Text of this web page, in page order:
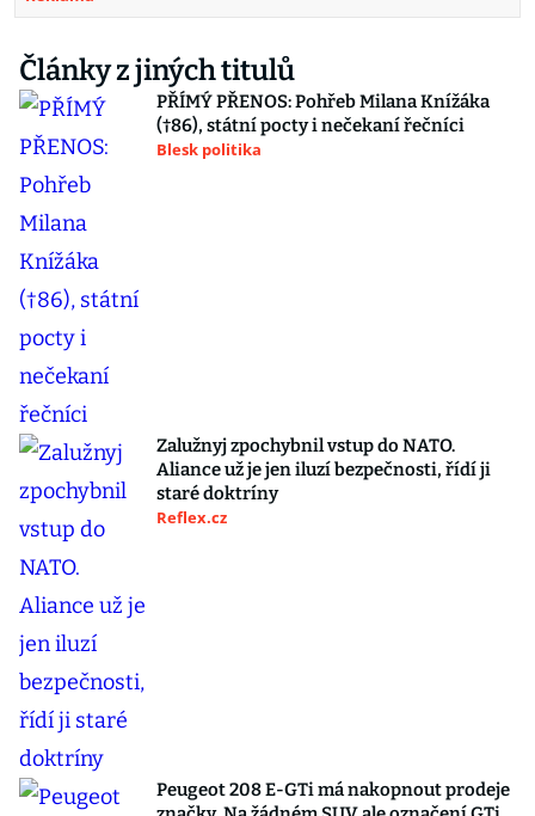
Články z jiných titulů
PŘÍMÝ PŘENOS: Pohřeb Milana Knížáka
(†86), státní pocty i nečekaní řečníci
Blesk politika
Zalužnyj zpochybnil vstup do NATO.
Aliance už je jen iluzí bezpečnosti, řídí ji
staré doktríny
Reflex.cz
Peugeot 208 E-GTi má nakopnout prodeje